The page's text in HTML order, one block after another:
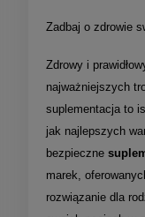
Zadbaj o zdrowie
Zdrowy i
najważniejszych
suplementacja to
jak najlepszych
bezpieczne
marek,
rozwiązanie dla